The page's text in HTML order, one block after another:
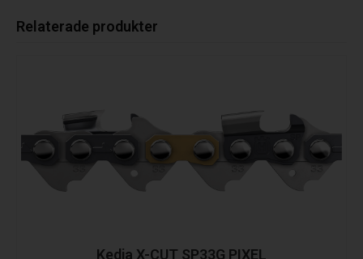
Relaterade produkter
Kedja X-CUT SP33G PIXEL